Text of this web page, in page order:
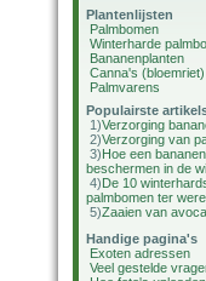
Plantenlijsten
Palmbomen
Winterharde
Bananenplanten
Canna's (bloemriet)
Palmvarens
Populairste
1)Verzorging
2)Verzorging van
3)Hoe een
beschermen in de
4)De 10
palmbomen ter
5)Zaaien van
Handige pagina's
Exoten adressen
Veel gestelde